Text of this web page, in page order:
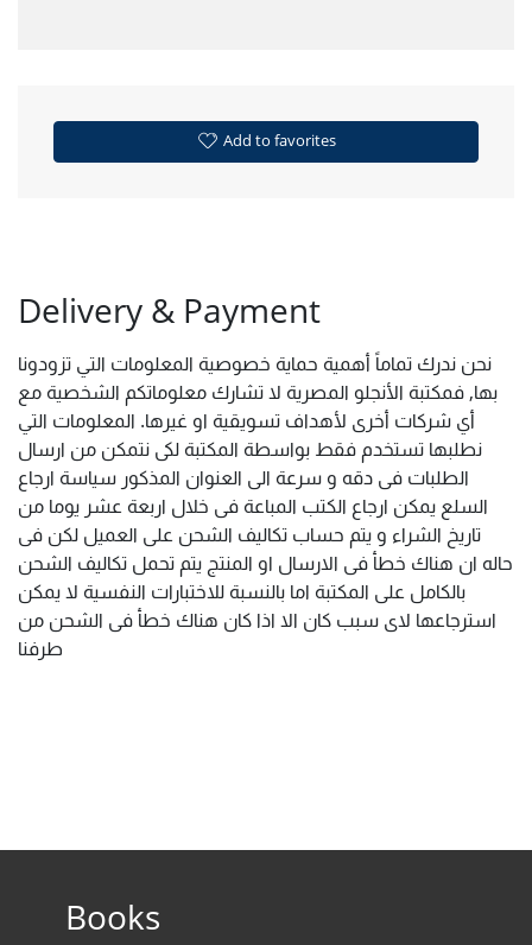
Add to favorites
Delivery & Payment
نحن ندرك تماماً أهمية حماية خصوصية المعلومات التي تزودونا
بها, فمكتبة الأنجلو المصرية لا تشارك معلوماتكم الشخصية مع
أي شركات أخرى لأهداف تسويقية او غيرها. المعلومات التي
نطلبها تستخدم فقط بواسطة المكتبة لكى نتمكن من ارسال
الطلبات فى دقه و سرعة الى العنوان المذكور سياسة ارجاع
السلع يمكن ارجاع الكتب المباعة فى خلال اربعة عشر يوما من
تاريخ الشراء و يتم حساب تكاليف الشحن على العميل لكن فى
حاله ان هناك خطأ فى الارسال او المنتج يتم تحمل تكاليف الشحن
بالكامل على المكتبة اما بالنسبة للاختبارات النفسية لا يمكن
استرجاعها لاى سبب كان الا اذا كان هناك خطأ فى الشحن من
طرفنا
Books